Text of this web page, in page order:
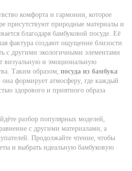
комфорта и гармонии, которое
присутствуют природные материалы и
благодаря бамбуковой посуде. Её
фактура создают ощущение близости
с другими экологичными элементами
визуальную и эмоциональную
Таким образом, посуда из бамбука
формирует атмосферу, где каждый
здорового и приятного образа
разбор популярных моделей,
с другими материалами, а
Продолжайте чтение, чтобы
и выбрать идеальную бамбуковую